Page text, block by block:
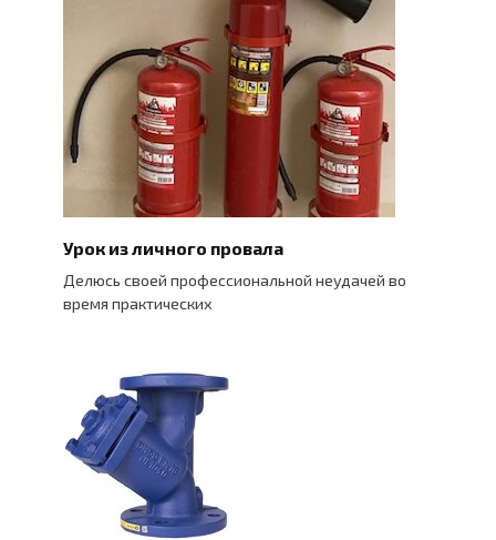
Урок из личного провала
Делюсь своей профессиональной неудачей во
время практических